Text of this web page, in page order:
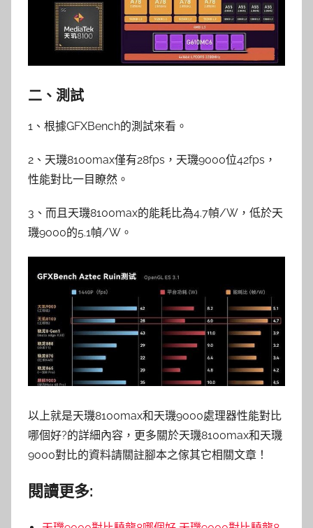
二、測試
1、根據GFXBench的測試來看。
2、天璣8100max僅有28fps，天璣9000位42fps，
性能對比一目瞭然。
3、而且天璣8100max的能耗比為4.7幀/W，低於天
璣9000的5.1幀/W。
以上就是天璣8100max和天璣9000處理器性能對比
哪個好?的詳細內容，更多關於天璣8100max和天璣
9000對比的資料請關註腳本之傢其它相關文章！
閱讀更多: